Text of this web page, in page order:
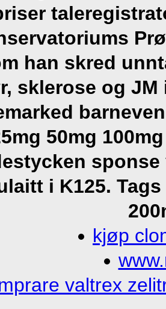
han skred
sklerose og
50mg
i K125.
kjøp
valtrex